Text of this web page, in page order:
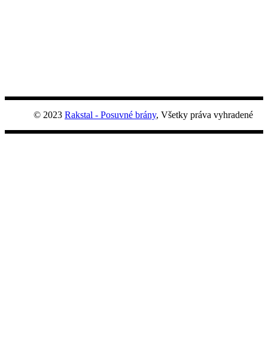
© 2023 Rakstal - Posuvné brány, Všetky práva vyhradené